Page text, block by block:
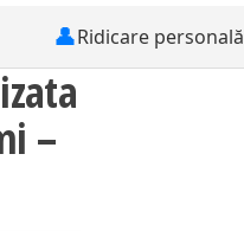
👤Ridicare personală
–